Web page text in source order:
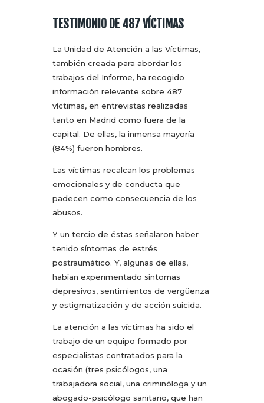
TESTIMONIO DE 487 VÍCTIMAS
La Unidad de Atención a las Víctimas,
también creada para abordar los
trabajos del Informe, ha recogido
información relevante sobre 487
víctimas, en entrevistas realizadas
tanto en Madrid como fuera de la
capital. De ellas, la inmensa mayoría
(84%) fueron hombres.
Las víctimas recalcan los problemas
emocionales y de conducta que
padecen como consecuencia de los
abusos.
Y un tercio de éstas señalaron haber
tenido síntomas de estrés
postraumático. Y, algunas de ellas,
habían experimentado síntomas
depresivos, sentimientos de vergüenza
y estigmatización y de acción suicida.
La atención a las víctimas ha sido el
trabajo de un equipo formado por
especialistas contratados para la
ocasión (tres psicólogos, una
trabajadora social, una criminóloga y un
abogado-psicólogo sanitario, que han